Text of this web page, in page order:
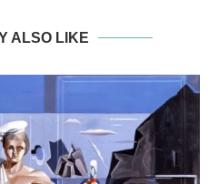
ALSO LIKE